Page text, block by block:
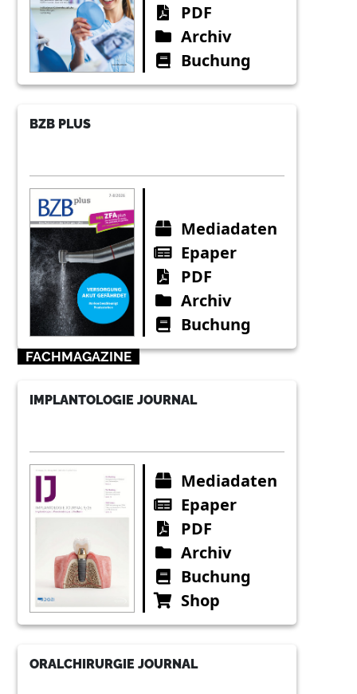
PDF
Archiv
Buchung
BZB PLUS
Mediadaten
Epaper
PDF
Archiv
Buchung
FACHMAGAZINE
IMPLANTOLOGIE JOURNAL
Mediadaten
Epaper
PDF
Archiv
Buchung
Shop
ORALCHIRURGIE JOURNAL